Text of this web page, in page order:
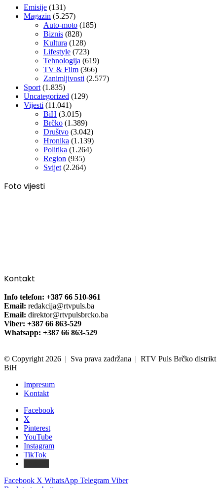
Emisije (131)
Magazin (5.257)
Auto-moto (185)
Biznis (828)
Kultura (128)
Lifestyle (723)
Tehnologija (619)
TV & Film (366)
Zanimljivosti (2.577)
Sport (1.835)
Uncategorized (129)
Vijesti (11.041)
BiH (3.015)
Brčko (1.389)
Društvo (3.042)
Hronika (1.139)
Politika (1.264)
Region (935)
Svijet (2.264)
Foto vijesti
Kontakt
Info telefon: +387 66 510-961
Email: redakcija@rtvpuls.ba
Email: direktor@rtvpulsbrcko.ba
Viber: +387 66 863-529
Whatsapp: +387 66 863-529
© Copyright 2026 | Sva prava zadržana | RTV Puls Brčko distrikt
BiH
Impresum
Kontakt
Facebook
X
Pinterest
YouTube
Instagram
TikTok
Facebook X WhatsApp Telegram Viber